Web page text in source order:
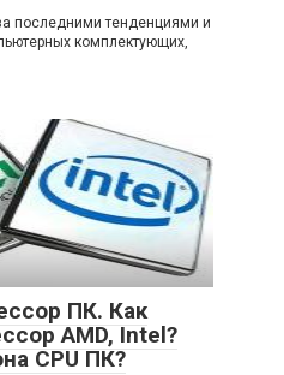
последними тенденциями и
комплектующих,
ПК. Как
AMD, Intel?
CPU ПК?